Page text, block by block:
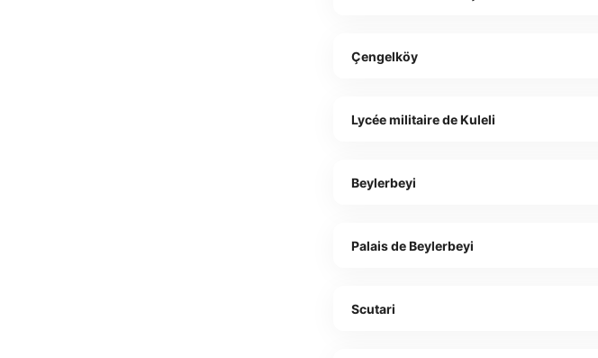
Çengelköy
Lycée militaire de Kuleli
Beylerbeyi
Palais de Beylerbeyi
Scutari